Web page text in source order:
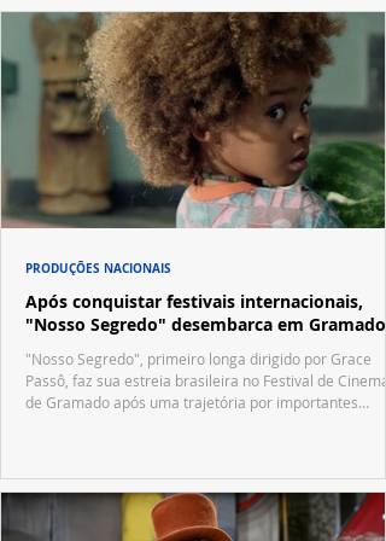
Após conquistar festivais internacionais,
"Nosso Segredo" desembarca em Gramado
"Nosso Segredo", primeiro longa dirigido por Grace
Passô, faz sua estreia brasileira no Festival de Cinema
de Gramado após uma trajetória por importantes
PRODUÇÕES NACIONAIS